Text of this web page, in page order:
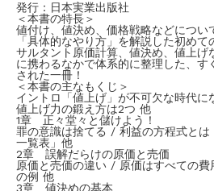
発行：日本実業出版社
＜本書の特長＞
値付け、値決め、価格戦略などについ
「具体的なやり方」を解説した初め
サルタント原価計算、値決め、値上げ
に携わるなかで体系的に整理した、す
された一冊！
＜本書の主なもくじ＞
イントロ「値上げ」が不可欠な時代に
値上げ力の鍛え方は2つ 他
1章 正々堂々と儲けよう！
罪の意識は捨てる / 利益の方程式と
一覧表」他
2章 誤解だらけの原価と売価
原価と売価の違い / 原価はすべての
の例 他
3章 値決めの基本